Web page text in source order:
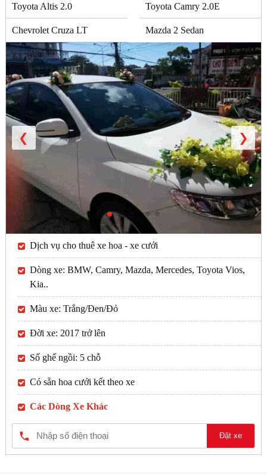
Toyota Altis 2.0 Toyota Camry 2.0E
Chevrolet Cruza LT Mazda 2 Sedan
❯
❮
Dịch vụ cho thuê xe hoa - xe cưới
Dòng xe: BMW, Camry, Mazda, Mercedes, Toyota Vios,
Kia..
Màu xe: Trắng/Đen/Đỏ
Đời xe: 2017 trở lên
Số ghế ngồi: 5 chỗ
Có sẵn hoa cưới kết theo xe
Các Dòng Xe Khác
Đặt xe